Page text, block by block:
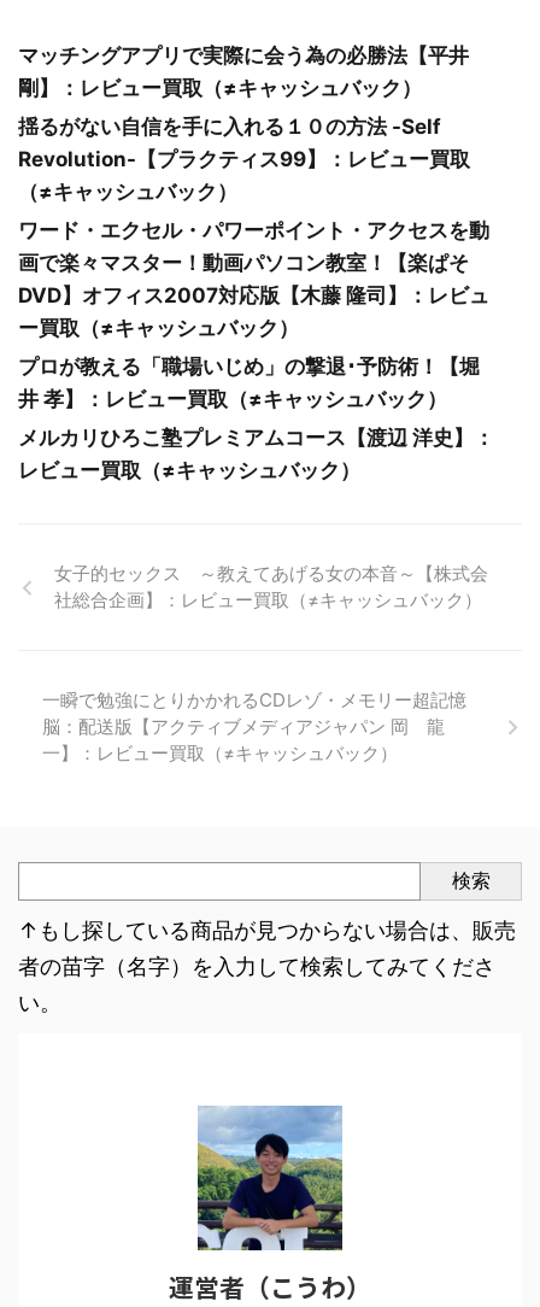
マッチングアプリで実際に会う為の必勝法【平井
剛】：レビュー買取（≠キャッシュバック）
揺るがない自信を手に入れる１０の方法 -Self
Revolution-【プラクティス99】：レビュー買取
（≠キャッシュバック）
ワード・エクセル・パワーポイント・アクセスを動
画で楽々マスター！動画パソコン教室！【楽ぱそ
DVD】オフィス2007対応版【木藤 隆司】：レビュ
ー買取（≠キャッシュバック）
プロが教える「職場いじめ」の撃退･予防術！【堀
井 孝】：レビュー買取（≠キャッシュバック）
メルカリひろこ塾プレミアムコース【渡辺 洋史】：
レビュー買取（≠キャッシュバック）
女子的セックス ～教えてあげる女の本音～【株式会
社総合企画】：レビュー買取（≠キャッシュバック）
一瞬で勉強にとりかかれるCDレゾ・メモリー超記憶
脳：配送版【アクティブメディアジャパン 岡 龍
一】：レビュー買取（≠キャッシュバック）
検索
↑もし探している商品が見つからない場合は、販売
者の苗字（名字）を入力して検索してみてくださ
い。
運営者（こうわ）